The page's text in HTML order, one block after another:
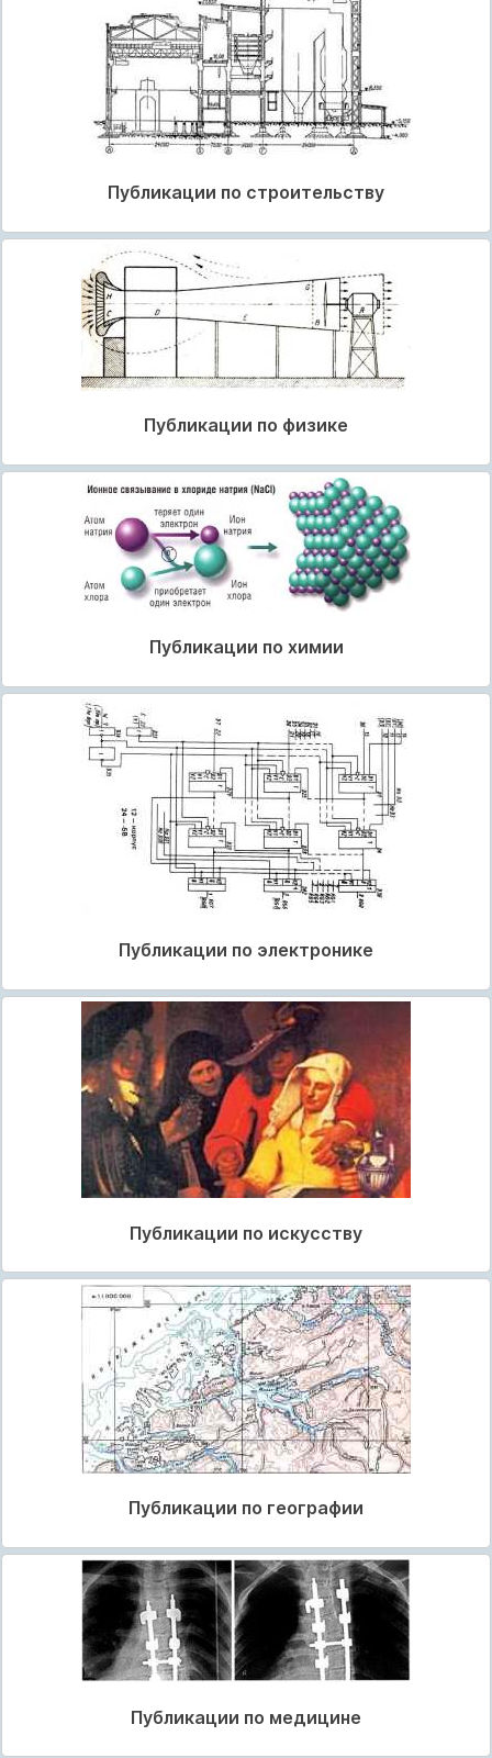
Публикации по строительству
Публикации по физике
Публикации по химии
Публикации по электронике
Публикации по искусству
Публикации по географии
Публикации по медицине